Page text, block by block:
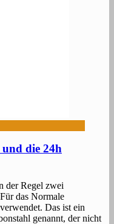
die 24h
der Regel zwei
das Normale
Das ist ein
genannt, der nicht